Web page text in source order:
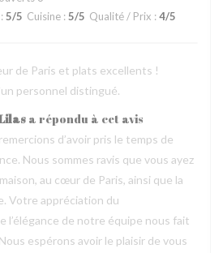
: 5/5 Cuisine : 5/5 Qualité / Prix : 4/5
de Paris et plats excellents !
personnel distingué.
a répondu à cet avis
d’avoir pris le temps de
Nous sommes ravis que vous ayez
au cœur de Paris, ainsi que la
Votre appréciation du
l’élégance de notre équipe nous fait
espérons avoir le plaisir de vous